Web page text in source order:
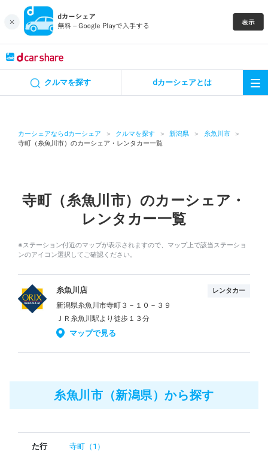
クルマを探す dカーシェアとは
カーシェアならdカーシェア クルマを探す 新潟県
糸魚川市
寺町（糸魚川市）のカーシェア・レンタカー一覧
寺町（糸魚川市）のカーシェア・
レンタカー一覧
※ステーション付近のマップが表示されますので、マップ上で該当ステーショ
ンのアイコン選択してご確認ください。
糸魚川店 レンタカー
新潟県糸魚川市寺町３－１０－３９
ＪＲ糸魚川駅より徒歩１３分
マップで見る
糸魚川市（新潟県）から探す
た行 寺町（1）
カーシェア
特集
アプリの使い方